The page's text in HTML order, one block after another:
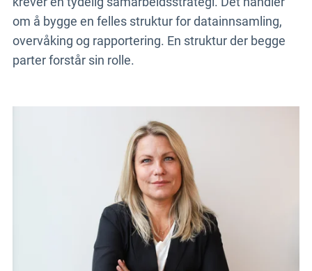
om å bygge en felles struktur for datainnsamling,
overvåking og rapportering. En struktur der begge
parter forstår sin rolle.